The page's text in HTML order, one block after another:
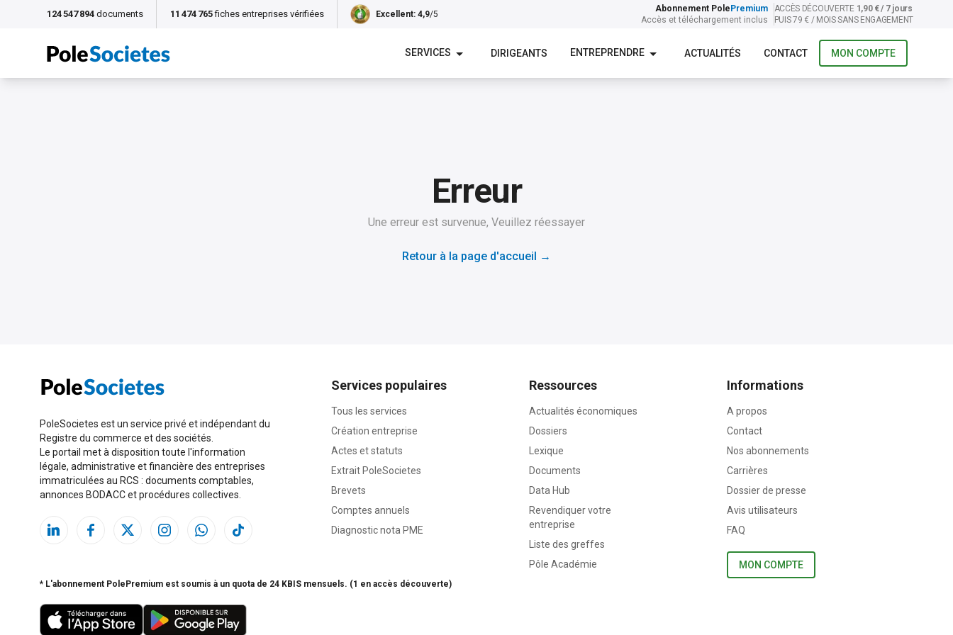
124 547 894 documents 11 474 765 fiches entreprises vérifiées Excellent: 4,9/5
Abonnement Pole Premium
Accès et téléchargement inclus
ACCÈS DÉCOUVERTE 1,90 € / 7 jours
PUIS 79 € / MOIS SANS ENGAGEMENT
SERVICES DIRIGEANTS ENTREPRENDRE ACTUALITÉS CONTACT MON COMPTE
Erreur
Une erreur est survenue, Veuillez réessayer
Retour à la page d'accueil →
PoleSocietes est un service privé et indépendant du
Registre du commerce et des sociétés.
Le portail met à disposition toute l'information
légale, administrative et financière des entreprises
immatriculées au RCS : documents comptables,
annonces BODACC et procédures collectives.
Services populaires
Tous les services
Création entreprise
Actes et statuts
Extrait PoleSocietes
Brevets
Comptes annuels
Diagnostic nota PME
Ressources
Actualités économiques
Dossiers
Lexique
Documents
Data Hub
Revendiquer votre
entreprise
Liste des greffes
Pôle Académie
Informations
A propos
Contact
Nos abonnements
Carrières
Dossier de presse
Avis utilisateurs
FAQ
MON COMPTE
* L'abonnement PolePremium est soumis à un quota de 24 KBIS mensuels. (1 en accès découverte)